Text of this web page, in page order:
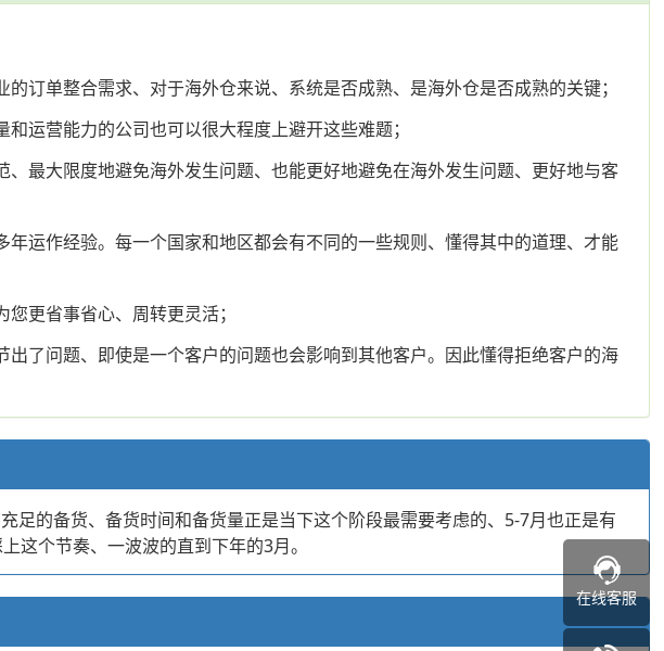
订单整合需求、对于海外仓来说、系统是否成熟、是海外仓是否成熟的关键；
运营能力的公司也可以很大程度上避开这些难题；
最大限度地避免海外发生问题、也能更好地避免在海外发生问题、更好地与客
运作经验。每一个国家和地区都会有不同的一些规则、懂得其中的道理、才能
更省事省心、周转更灵活；
了问题、即使是一个客户的问题也会影响到其他客户。因此懂得拒绝客户的海
的备货、备货时间和备货量正是当下这个阶段最需要考虑的、5-7月也正是有
个节奏、一波波的直到下年的3月。
在线客服